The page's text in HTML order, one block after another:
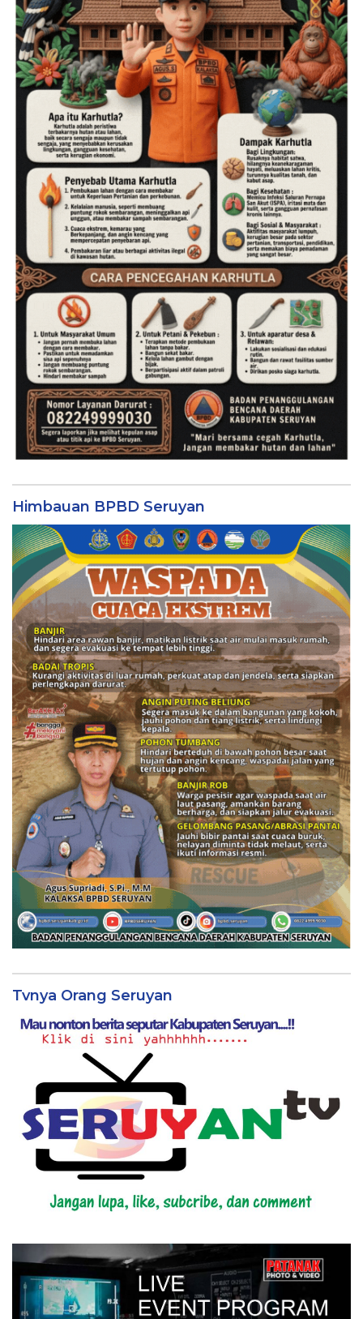
Himbauan BPBD Seruyan
Tvnya Orang Seruyan